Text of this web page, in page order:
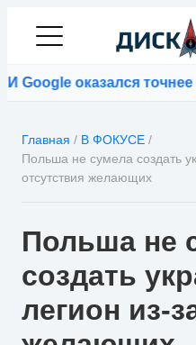
оказался точнее
Главная / В ФОКУСЕ /
Польша не сумела создать
отсутствия желающих
Польша не
создать
легион из-